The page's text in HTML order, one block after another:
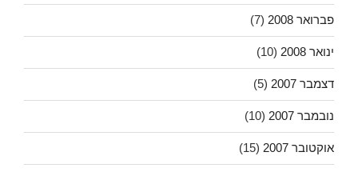
פברואר 2008 (7)
ינואר 2008 (10)
דצמבר 2007 (5)
נובמבר 2007 (10)
אוקטובר 2007 (15)